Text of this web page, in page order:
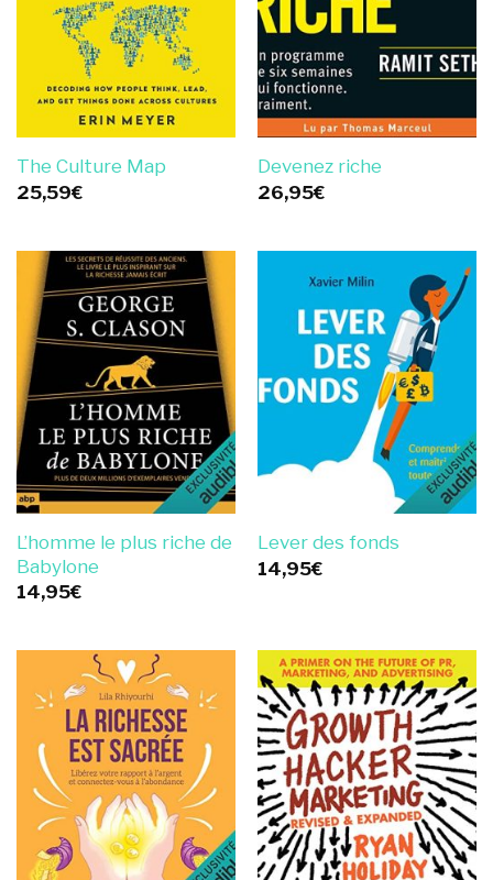
The Culture Map
25,59€
Devenez riche
26,95€
L’homme le plus riche de
Babylone
14,95€
Lever des fonds
14,95€